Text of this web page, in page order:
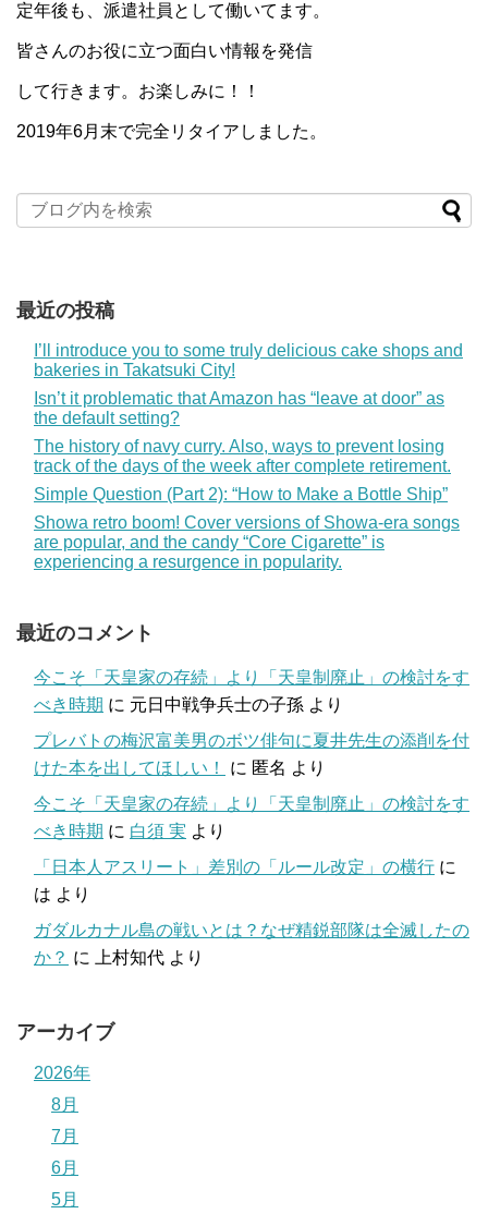
定年後も、派遣社員として働いてます。
皆さんのお役に立つ面白い情報を発信
して行きます。お楽しみに！！
2019年6月末で完全リタイアしました。
最近の投稿
I’ll introduce you to some truly delicious cake shops and
bakeries in Takatsuki City!
Isn’t it problematic that Amazon has “leave at door” as
the default setting?
The history of navy curry. Also, ways to prevent losing
track of the days of the week after complete retirement.
Simple Question (Part 2): “How to Make a Bottle Ship”
Showa retro boom! Cover versions of Showa-era songs
are popular, and the candy “Core Cigarette” is
experiencing a resurgence in popularity.
最近のコメント
今こそ「天皇家の存続」より「天皇制廃止」の検討をす
べき時期 に 元日中戦争兵士の子孫 より
プレバトの梅沢富美男のボツ俳句に夏井先生の添削を付
けた本を出してほしい！
に 匿名 より
今こそ「天皇家の存続」より「天皇制廃止」の検討をす
べき時期 に 白須 実 より
「日本人アスリート」差別の「ルール改定」の横行 に
は より
ガダルカナル島の戦いとは？なぜ精鋭部隊は全滅したの
か？ に 上村知代 より
アーカイブ
2026年
8月
7月
6月
5月